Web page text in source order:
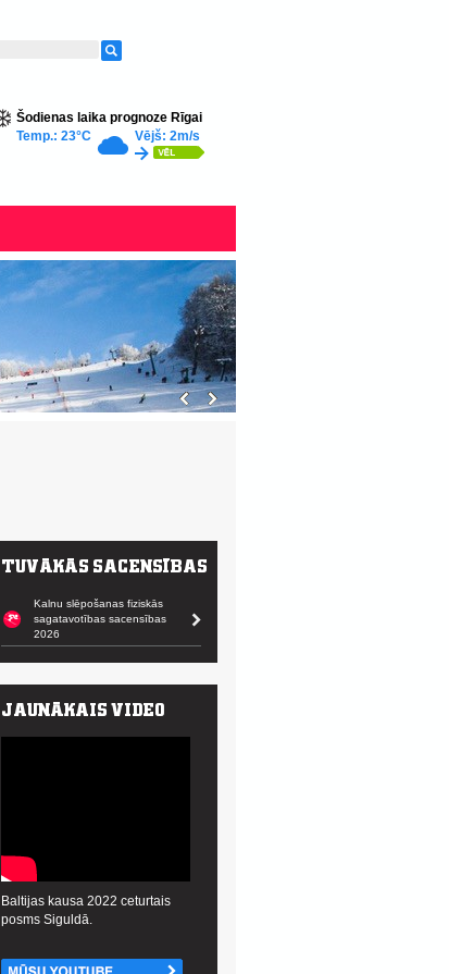
Šodienas laika prognoze Rīgai
Temp.: 23°C
Vējš: 2m/s
Kalnu slēpošanas fiziskās
sagatavotības sacensības
2026
Baltijas kausa 2022 ceturtais
posms Siguldā.